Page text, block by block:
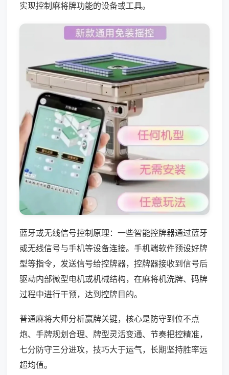
实现控制麻将牌功能的设备或工具。
蓝牙或无线信号控制原理：一些智能控牌器通过蓝牙
或无线信号与手机等设备连接。手机端软件预设好牌
型等指令，发送信号给控牌器，控牌器接收到信号后
驱动内部微型电机或机械结构，在麻将机洗牌、码牌
过程中进行干预，达到控牌目的。
普通麻将大师分析赢牌关键，核心是防守到位不点
炮、手牌规划合理、牌型灵活变通、节奏把控精准，
七分防守三分进攻，技巧大于运气，长期坚持胜率远
超均值。